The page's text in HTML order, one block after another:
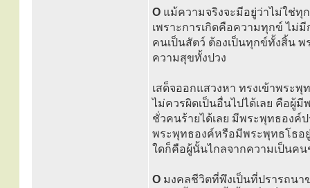
O แม้ความจริงจะมีอยู่ว่าไม่ใช่ทุ
เพราะการเกิดคือความทุกข์ ไม่มี
คนเป็นสัตว์ ต้องเป็นทุกข์ทั้งสิ้น
ความสุขทั้งปวง
เสด็จออกแสวงหา ทรงเข้าพระ
ไม่ควรผิดเป็นอื่นไปได้เลย คือผู้
ชั่วคนร้ายได้เลย มีพระพุทธองค์
พระพุทธองค์หรือมีพระพุทธโธอยู่
ใดก็คือผู้นั้นไกลจากความเป็นคน
O มงคลชีวิตที่พึงเป็นที่ปรารถน